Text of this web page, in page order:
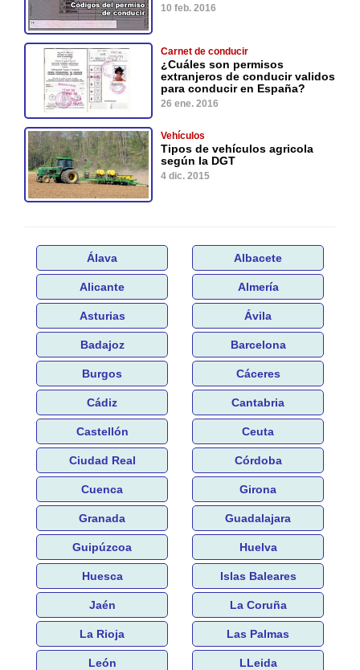
10 feb. 2016
Carnet de conducir
¿Cuáles son permisos
extranjeros de conducir validos
para conducir en España?
26 ene. 2016
Vehículos
Tipos de vehículos agricola
según la DGT
4 dic. 2015
Álava Albacete
Alicante Almería
Asturias Ávila
Badajoz Barcelona
Burgos Cáceres
Cádiz Cantabria
Castellón Ceuta
Ciudad Real Córdoba
Cuenca Girona
Granada Guadalajara
Guipúzcoa Huelva
Huesca Islas Baleares
Jaén La Coruña
La Rioja Las Palmas
León LLeida